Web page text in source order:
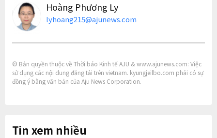
Hoàng Phương Ly
lyhoang215@ajunews.com
© Bản quyền thuộc về Thời báo Kinh tế AJU & www.ajunews.com: Việc
sử dụng các nội dung đăng tải trên vietnam. kyungjeilbo.com phải có sự
đồng ý bằng văn bản của Aju News Corporation.
Tin xem nhiều